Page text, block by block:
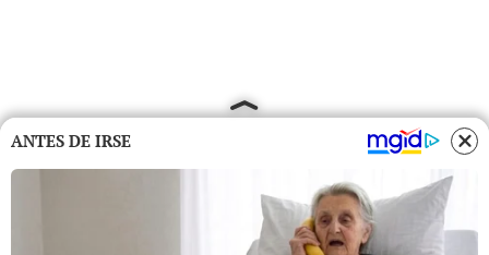
ANTES DE IRSE